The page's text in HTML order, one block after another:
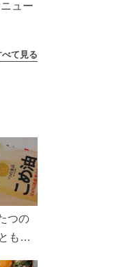
ュー
べて見る
つの
もに